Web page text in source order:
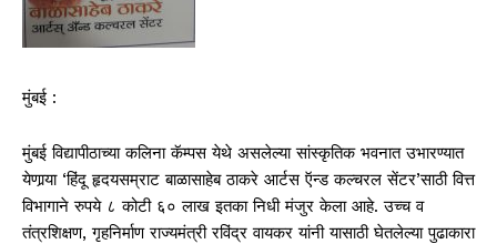
मुंबई :
मुंबई विद्यापीठाच्या कलिना कॅम्पस येथे असलेल्या सांस्कृतिक भवनात उभारण्यात
येणार्‍या ‘हिंदू हृदयसम्राट बाळासाहेब ठाकरे आर्टस ऍन्ड कल्चरल सेंटर’साठी वित्त
विभागाने रुपये ८ कोटी ६० लाख इतका निधी मंजुर केला आहे. उच्च व
तंत्रशिक्षण, गृहनिर्माण राज्यमंत्री रविंद्र वायकर यांनी यासाठी घेतलेल्या पुढाकारा